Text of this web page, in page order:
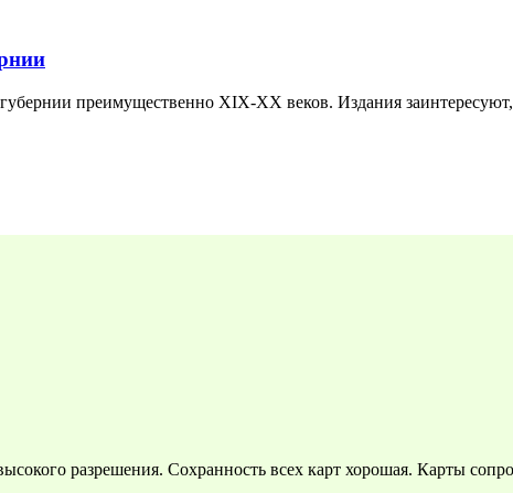
преимущественно XIX-ХХ веков. Издания
разрешения. Сохранность всех карт хорошая. Карты